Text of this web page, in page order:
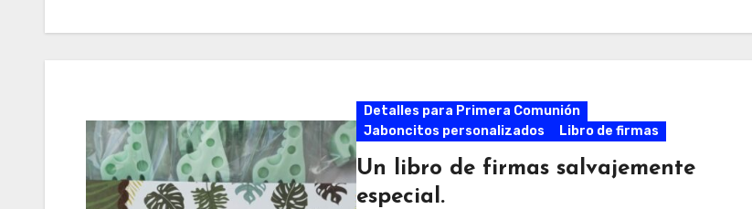
Detalles para Primera Comunión
Jaboncitos personalizados
Libro de firmas
Un libro de firmas salvajemente
especial.